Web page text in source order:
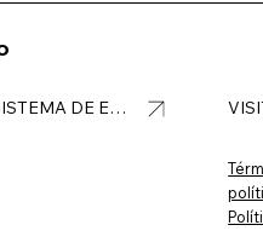
VISITA NUESTRO SISTEMA DE EXÁMENES ALPHA